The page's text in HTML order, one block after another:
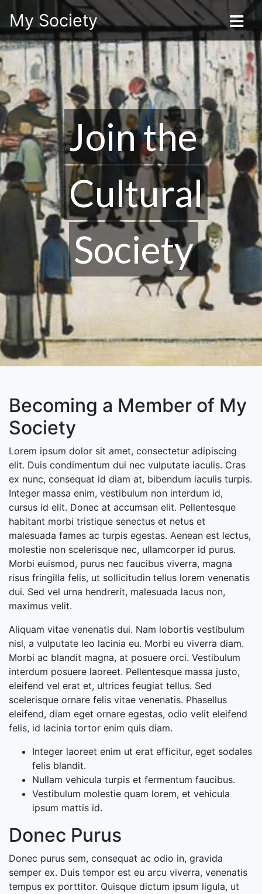
My Society
Join the
Cultural
Society
Becoming a Member of My
Society
Lorem ipsum dolor sit amet, consectetur adipiscing
elit. Duis condimentum dui nec vulputate iaculis. Cras
ex nunc, consequat id diam at, bibendum iaculis turpis.
Integer massa enim, vestibulum non interdum id,
cursus id elit. Donec at accumsan elit. Pellentesque
habitant morbi tristique senectus et netus et
malesuada fames ac turpis egestas. Aenean est lectus,
molestie non scelerisque nec, ullamcorper id purus.
Morbi euismod, purus nec faucibus viverra, magna
risus fringilla felis, ut sollicitudin tellus lorem venenatis
dui. Sed vel urna hendrerit, malesuada lacus non,
maximus velit.
Aliquam vitae venenatis dui. Nam lobortis vestibulum
nisl, a vulputate leo lacinia eu. Morbi eu viverra diam.
Morbi ac blandit magna, at posuere orci. Vestibulum
interdum posuere laoreet. Pellentesque massa justo,
eleifend vel erat et, ultrices feugiat tellus. Sed
scelerisque ornare felis vitae venenatis. Phasellus
eleifend, diam eget ornare egestas, odio velit eleifend
felis, id lacinia tortor enim quis diam.
Integer laoreet enim ut erat efficitur, eget sodales
felis blandit.
Nullam vehicula turpis et fermentum faucibus.
Vestibulum molestie quam lorem, et vehicula
ipsum mattis id.
Donec Purus
Donec purus sem, consequat ac odio in, gravida
semper ex. Duis tempor est eu arcu viverra, venenatis
tempus ex porttitor. Quisque dictum ipsum ligula, ut